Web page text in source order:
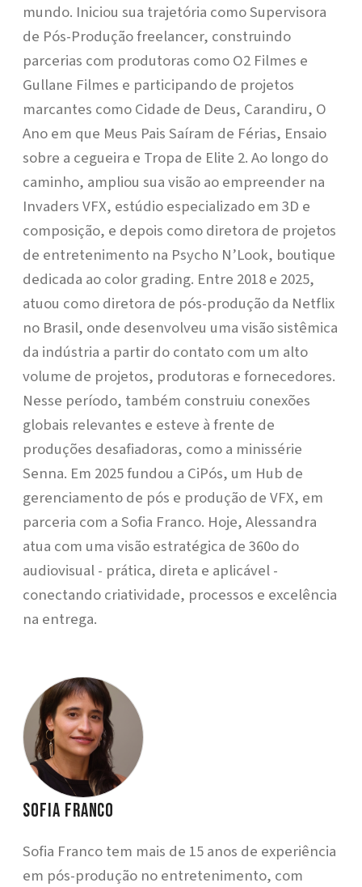
mundo. Iniciou sua trajetória como Supervisora
de Pós-Produção freelancer, construindo
parcerias com produtoras como O2 Filmes e
Gullane Filmes e participando de projetos
marcantes como Cidade de Deus, Carandiru, O
Ano em que Meus Pais Saíram de Férias, Ensaio
sobre a cegueira e Tropa de Elite 2. Ao longo do
caminho, ampliou sua visão ao empreender na
Invaders VFX, estúdio especializado em 3D e
composição, e depois como diretora de projetos
de entretenimento na Psycho N’Look, boutique
dedicada ao color grading. Entre 2018 e 2025,
atuou como diretora de pós-produção da Netflix
no Brasil, onde desenvolveu uma visão sistêmica
da indústria a partir do contato com um alto
volume de projetos, produtoras e fornecedores.
Nesse período, também construiu conexões
globais relevantes e esteve à frente de
produções desafiadoras, como a minissérie
Senna. Em 2025 fundou a CiPós, um Hub de
gerenciamento de pós e produção de VFX, em
parceria com a Sofia Franco. Hoje, Alessandra
atua com uma visão estratégica de 360o do
audiovisual - prática, direta e aplicável -
conectando criatividade, processos e excelência
na entrega.
Sofia Franco
Sofia Franco tem mais de 15 anos de experiência
em pós-produção no entretenimento, com